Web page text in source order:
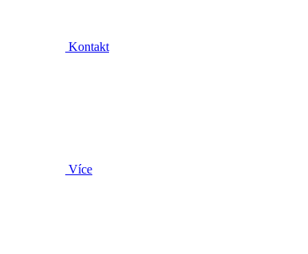
Kontakt
Více